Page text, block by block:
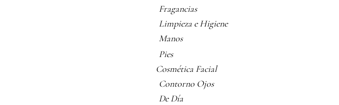
Fragancias
Limpieza e Higiene
Manos
Pies
Cosmética Facial
Contorno Ojos
De Día